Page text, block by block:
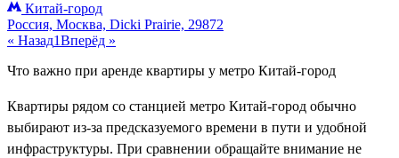
Китай-город
Россия, Москва, Dicki Prairie, 29872
« Назад1Вперёд »
Что важно при аренде квартиры у метро Китай-город
Квартиры рядом со станцией метро Китай-город обычно
выбирают из-за предсказуемого времени в пути и удобной
инфраструктуры. При сравнении обращайте внимание не